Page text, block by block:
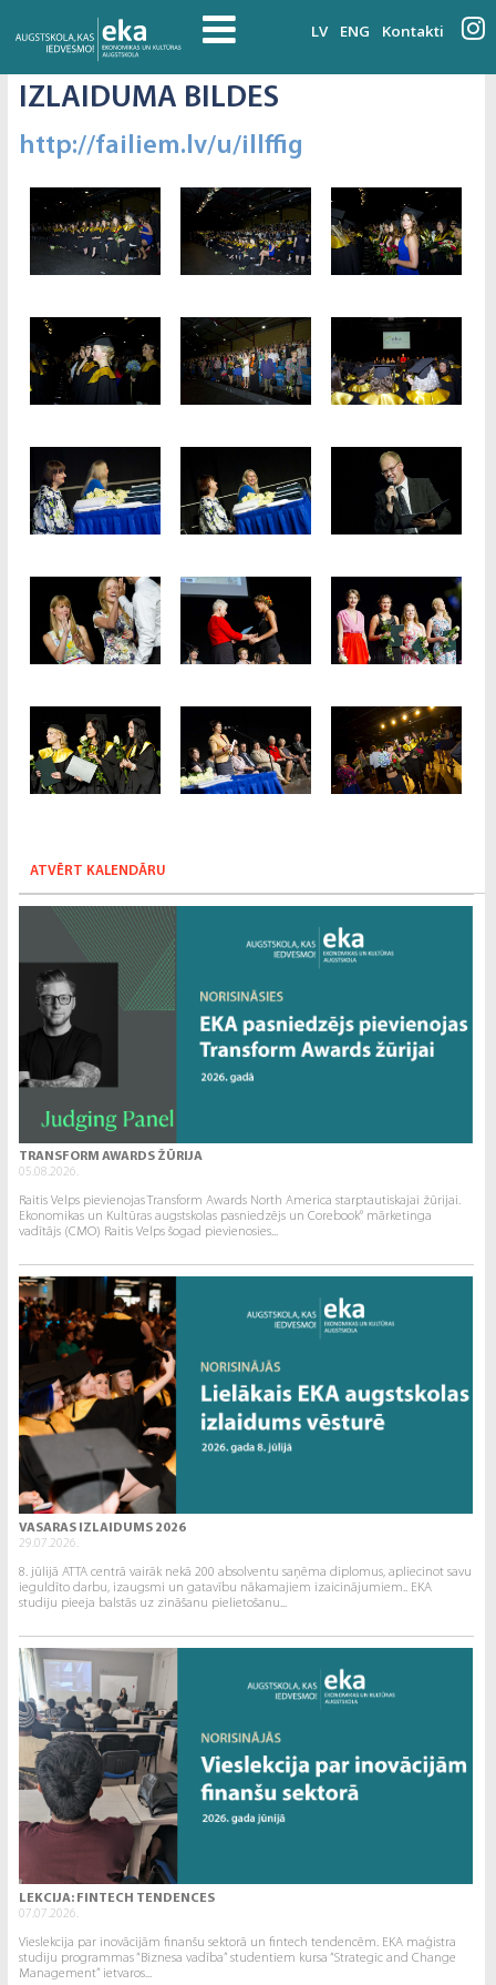
LV ENG Kontakti
IZLAIDUMA BILDES
http://failiem.lv/u/illffig
ATVĒRT KALENDĀRU
TRANSFORM AWARDS ŽŪRIJA
05.08.2026.
Raitis Velps pievienojas Transform Awards North America starptautiskajai žūrijai.
Ekonomikas un Kultūras augstskolas pasniedzējs un Corebook° mārketinga
vadītājs (CMO) Raitis Velps šogad pievienosies...
VASARAS IZLAIDUMS 2026
29.07.2026.
8. jūlijā ATTA centrā vairāk nekā 200 absolventu saņēma diplomus, apliecinot savu
ieguldīto darbu, izaugsmi un gatavību nākamajiem izaicinājumiem.. EKA
studiju pieeja balstās uz zināšanu pielietošanu...
LEKCIJA: FINTECH TENDENCES
07.07.2026.
Vieslekcija par inovācijām finanšu sektorā un fintech tendencēm. EKA maģistra
studiju programmas “Biznesa vadība” studentiem kursa “Strategic and Change
Management” ietvaros...